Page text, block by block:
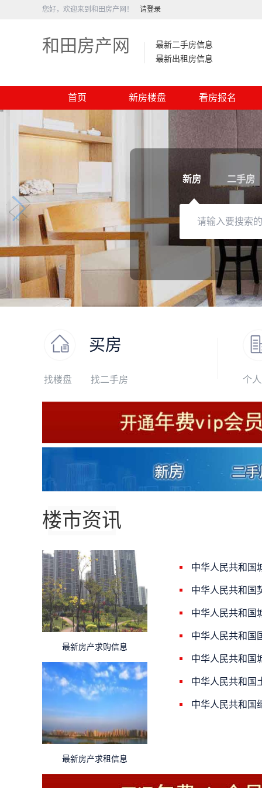
您好，欢迎来到和田房产网！ 请登录
和田房产网
最新二手房信息
最新出租房信息
首页 新房楼盘 看房报名
新房 二手房
买房
找楼盘 找二手房 个
楼市资讯
最新房产求购信息
最新房产求租信息
中华人民共和国
中华人民共和国
中华人民共和国
中华人民共和国
中华人民共和国
中华人民共和国
中华人民共和国